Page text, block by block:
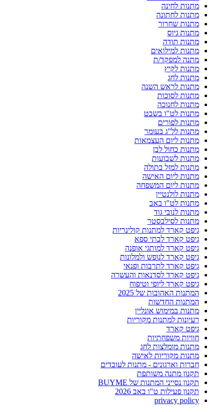
מתנות לחינה
מתנות לחתונה
מתנות שחרור
מתנות גיוס
מתנות תודה
מתנות למילואים
מתנה למפקד/ת
מתנות לקיץ
מתנות לחג
מתנות לראש השנה
מתנות לסוכות
מתנות לחנוכה
מתנות לט"ו בשבט
מתנות לפורים
מתנות לל"ג בעומר
מתנות ליום העצמאות
מתנות כחול לבן
מתנות לשבועות
מתנות למזל בתולה
מתנות ליום האישה
מתנות ליום המשפחה
מתנות לולנטיין
מתנות לט"ו באב
מתנות לנובי גוד
מתנות לסילבסטר
גיפט קארד למתנות קולינריות
גיפט קארד לבתי ספא
גיפט קארד למותגי אופנה
גיפט קארד לנופש ולמלונות
גיפט קארד לתרבות ופנאי
גיפט קארד לסדנאות והעשרה
גיפט קארד ליופי וטיפוח
המתנות האהובות של 2025
המתנות החדשות
מתנות במימוש אונליין
רעיונות למתנות מקוריות
גיפט קארד
חוויות משפחתיות
מתנות מומלצות לחג
מתנות מקוריות לאישה
חברות וארגונים - מתנות לעובדים
תקנון מתנה משותפת
תקנון נסייני המתנות של BUYME
תקנון פעילות ט"ו באב 2026
privacy policy